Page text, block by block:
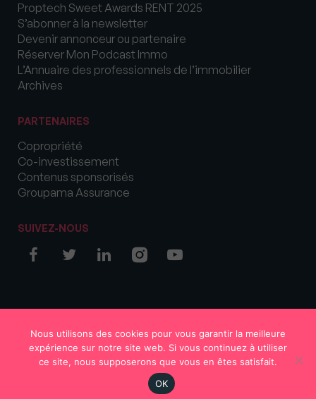
Proptech Sweet Awards RENT 2025
S’abonner à la newsletter
Devenir annonceur ou partenaire
Réserver Mon Podcast Immo
L’Annuaire des professionnels de l’immobilier
Archives
PARTENAIRES
Copropriété
Co-investissement
Contenus sponsorisés
Groupama Assurance
SUIVEZ-NOUS
S'abonner
Nous utilisons des cookies pour vous garantir la meilleure
expérience sur notre site web. Si vous continuez à utiliser
ce site, nous supposerons que vous en êtes satisfait.
OK